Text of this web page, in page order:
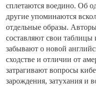
сплетаются воедино. Об
другие упоминаются
отдельные образы.
составляют свои
забывают о новой
сходстве и отличии от
затрагивают вопросы
зарождения, затухания и